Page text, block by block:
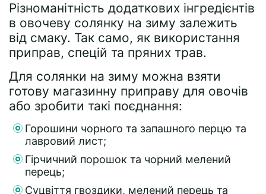
Різноманітність додаткових інгредієнтів
в овочеву солянку на зиму залежить
від смаку. Так само, як використання
приправ, спецій та пряних трав.
Для солянки на зиму можна взяти
готову магазинну приправу для овочів
або зробити такі поєднання:
Горошини чорного та запашного перцю та
лавровий лист;
Гірчичний порошок та чорний мелений
перець;
Суцвіття гвоздики, мелений перець та